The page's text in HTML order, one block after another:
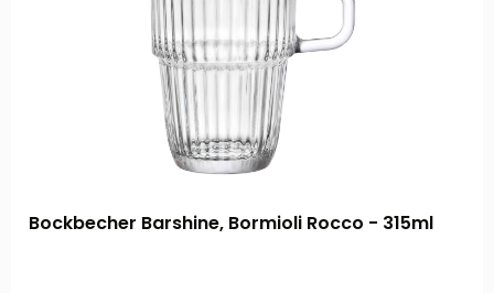
Bockbecher Barshine, Bormioli Rocco - 315ml